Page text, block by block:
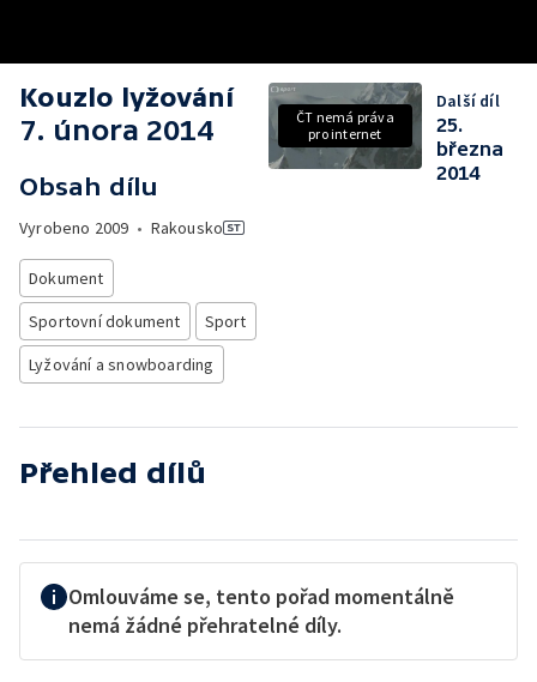
Kouzlo lyžování
7. února 2014
Obsah dílu
Vyrobeno 2009 • Rakousko
Dokument
Sportovní dokument
Sport
Lyžování a snowboarding
ČT nemá práva
pro internet
Další díl
25.
března
2014
Přehled dílů
Omlouváme se, tento pořad momentálně
nemá žádné přehratelné díly.